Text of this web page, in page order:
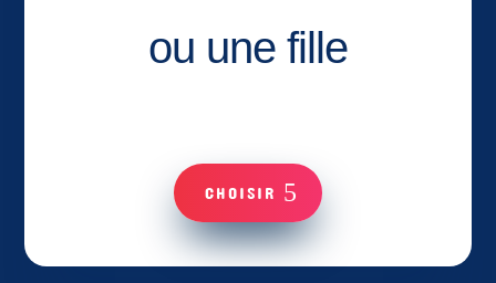
ou une fille
CHOISIR